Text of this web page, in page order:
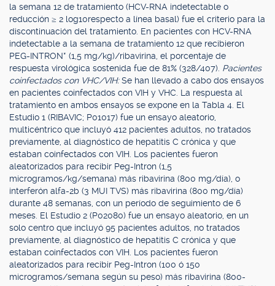
la semana 12 de tratamiento (HCV-RNA indetectable o
reducción ≥ 2 log10respecto a línea basal) fue el criterio para la
discontinuación del tratamiento. En pacientes con HCV-RNA
indetectable a la semana de tratamiento 12 que recibieron
PEG-INTRON* (1,5 mg/kg)/ribavirina, el porcentaje de
respuesta virológica sostenida fue de 81% (328/407). Pacientes
coinfectados con VHC/VIH:Se han llevado a cabo dos ensayos
en pacientes coinfectados con VIH y VHC. La respuesta al
tratamiento en ambos ensayos se expone en la Tabla 4. El
Estudio 1 (RIBAVIC; P01017) fue un ensayo aleatorio,
multicéntrico que incluyó 412 pacientes adultos, no tratados
previamente, al diagnóstico de hepatitis C crónica y que
estaban coinfectados con VIH. Los pacientes fueron
aleatorizados para recibir Peg-Intron (1,5
microgramos/kg/semana) más ribavirina (800 mg/día), o
interferón alfa-2b (3 MUI TVS) más ribavirina (800 mg/día)
durante 48 semanas, con un período de seguimiento de 6
meses. El Estudio 2 (P02080) fue un ensayo aleatorio, en un
solo centro que incluyó 95 pacientes adultos, no tratados
previamente, al diagnóstico de hepatitis C crónica y que
estaban coinfectados con VIH. Los pacientes fueron
aleatorizados para recibir Peg-Intron (100 ó 150
microgramos/semana según su peso) más ribavirina (800-